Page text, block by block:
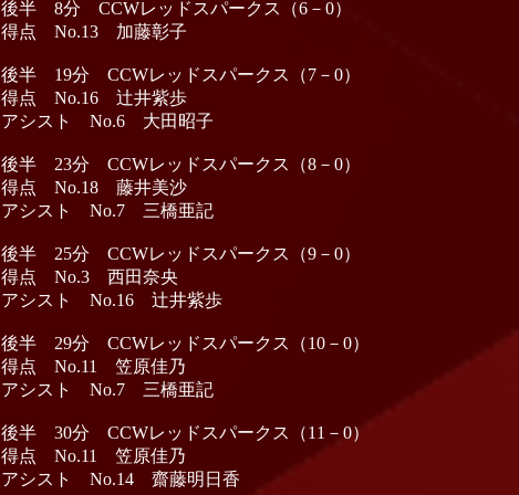
後半 8分 CCWレッドスパークス（6－0）
得点 No.13 加藤彰子
後半 19分 CCWレッドスパークス（7－0）
得点 No.16 辻井紫歩
アシスト No.6 大田昭子
後半 23分 CCWレッドスパークス（8－0）
得点 No.18 藤井美沙
アシスト No.7 三橋亜記
後半 25分 CCWレッドスパークス（9－0）
得点 No.3 西田奈央
アシスト No.16 辻井紫歩
後半 29分 CCWレッドスパークス（10－0）
得点 No.11 笠原佳乃
アシスト No.7 三橋亜記
後半 30分 CCWレッドスパークス（11－0）
得点 No.11 笠原佳乃
アシスト No.14 齋藤明日香